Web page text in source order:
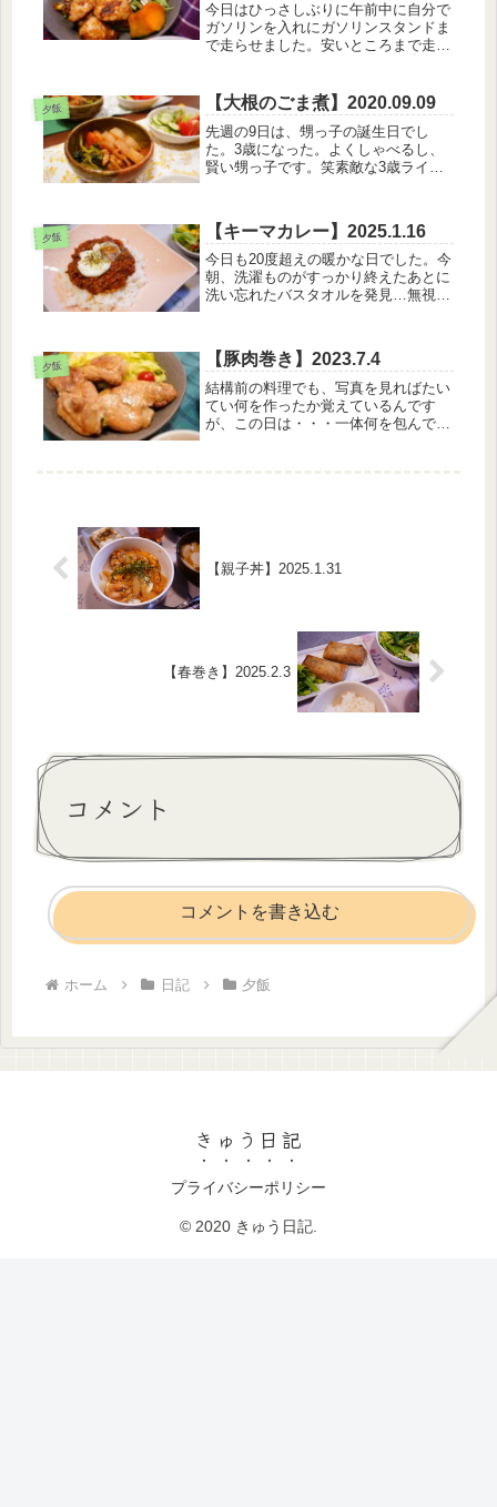
今日はひっさしぶりに午前中に自分で
ガソリンを入れにガソリンスタンドま
で走らせました。安いところまで走っ
よかった。。。でも私の不安が伝わっ
たのか、近くにいたガソスタのおっち
ゃ...
夕飯 【大根のごま煮】2020.09.09
先週の9日は、甥っ子の誕生日でし
た。3歳になった。よくしゃべるし、
賢い甥っ子です。笑素敵な3歳ライフ
ラダ・なめこのお味噌汁大根も人参も
もも肉も人参も小松菜も、、、前...
夕飯 【キーマカレー】2025.1.16
今日も20度超えの暖かな日でした。今
朝、洗濯ものがすっかり終えたあとに
洗い忘れたバスタオルを発見…無視し
カバーも洗えたしめでたしめでた
し！！！【1月16日のメニュー】・キ
ー...
夕飯 【豚肉巻き】2023.7.4
結構前の料理でも、写真を見ればたい
てい何を作ったか覚えているんです
が、この日は・・・一体何を包んでい
【親子丼】2025.1.31
【春巻き】2025.2.3
コメント
コメントを書き込む
ホーム 日記 夕飯
きゅう日記
プライバシーポリシー
© 2020 きゅう日記.